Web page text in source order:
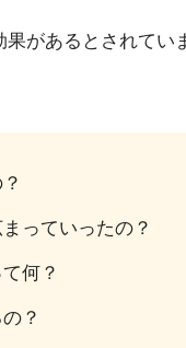
があるとされてい
っていったの？
何？
？